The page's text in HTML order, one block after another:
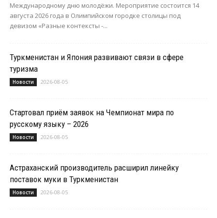
Международному дню молодёжи. Мероприятие состоится 14
августа 2026 года в Олимпийском городке столицы под
девизом «Разные контексты -...
Туркменистан и Япония развивают связи в сфере
туризма
Новости 2026-08-05
Стартовал приём заявок на Чемпионат мира по
русскому языку – 2026
Новости 2026-08-05
Астраханский производитель расширил линейку
поставок муки в Туркменистан
Новости 2026-08-05